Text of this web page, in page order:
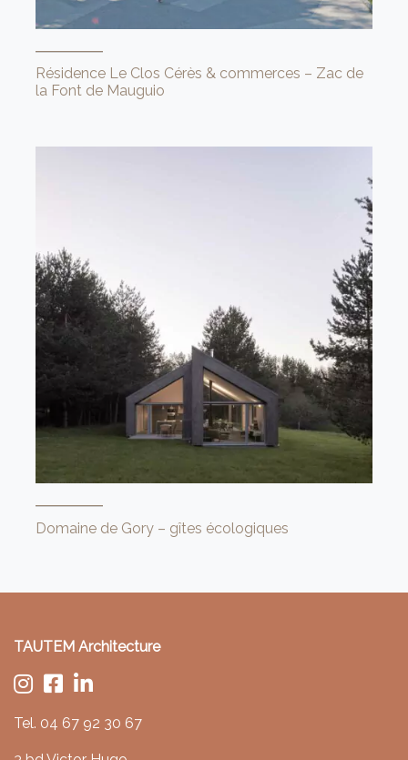
Résidence Le Clos Cérès & commerces – Zac de
la Font de Mauguio
Domaine de Gory – gîtes écologiques
TAUTEM Architecture
Tel. 04 67 92 30 67